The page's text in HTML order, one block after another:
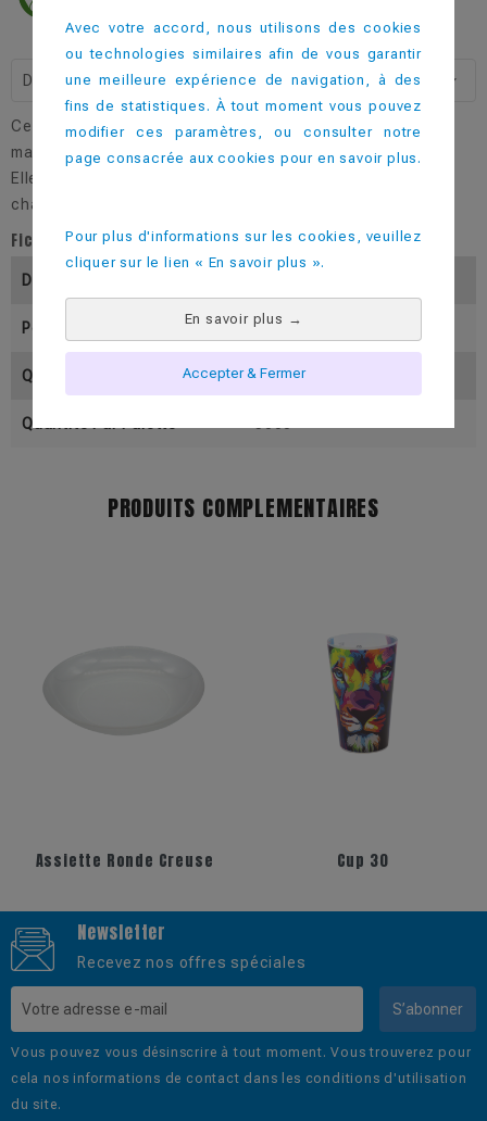
Description
Cette assiette plate est idéale pour une utilisation à la
maison, lors d'événement en plein air, repas populaires...
Elle est réutilisable, lavable, recyclable et résistante à la
chaleur.
Fiche technique
Diamètre (En Mm)
Poids (En Gramme) 74
Quantité Par Colis 200
Quantité Par Palette
PRODUITS COMPLEMENTAIRES
Assiette Ronde Creuse Cup 30
Newsletter
Recevez nos offres spéciales
S’abonner
Vous pouvez vous désinscrire à tout moment. Vous trouverez pour
cela nos informations de contact dans les conditions d'utilisation
du site.
Avec votre accord, nous utilisons des cookies
ou technologies similaires afin de vous garantir
une meilleure expérience de navigation, à des
fins de statistiques. À tout moment vous pouvez
modifier ces paramètres, ou consulter notre
page consacrée aux cookies pour en savoir plus.
Pour plus d'informations sur les cookies, veuillez
cliquer sur le lien « En savoir plus ».
En savoir plus →
Accepter & Fermer